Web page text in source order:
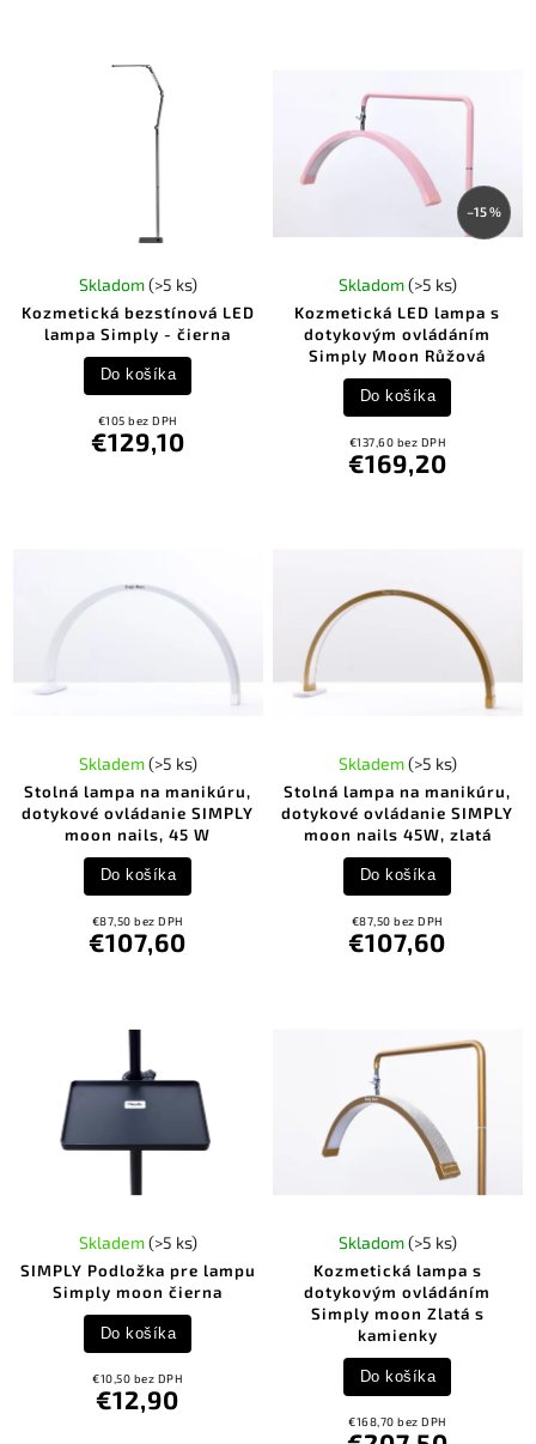
Kozmetická bezstínová LED
lampa Simply - čierna
Skladom(>5 ks)
€105 bez DPH
€129,10
Do košíka
–15 %
Kozmetická LED lampa s
dotykovým ovládáním
Simply Moon Růžová
Skladom(>5 ks)
€137,60 bez DPH
€169,20
Do košíka
Stolná lampa na manikúru,
dotykové ovládanie SIMPLY
moon nails, 45 W
Skladem(>5 ks)
€87,50 bez DPH
€107,60
Do košíka
Stolná lampa na manikúru,
dotykové ovládanie SIMPLY
moon nails 45W, zlatá
Skladem(>5 ks)
€87,50 bez DPH
€107,60
Do košíka
SIMPLY Podložka pre lampu
Simply moon čierna
Skladem(>5 ks)
€10,50 bez DPH
€12,90
Do košíka
Kozmetická lampa s
dotykovým ovládáním
Simply moon Zlatá s
kamienky
Skladom(>5 ks)
€168,70 bez DPH
Do košíka